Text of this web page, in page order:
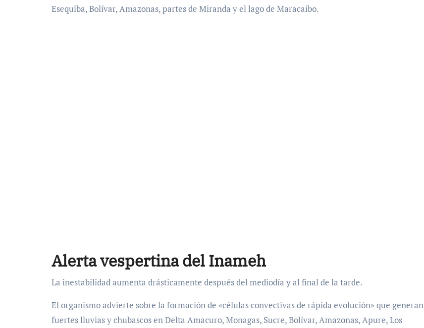
Esequiba, Bolívar, Amazonas, partes de Miranda y el lago de Maracaibo.
Alerta vespertina del Inameh
La inestabilidad aumenta drásticamente después del mediodía y al final de la tarde.
El organismo advierte sobre la formación de «células convectivas de rápida evolución» que generan
fuertes lluvias y chubascos en Delta Amacuro, Monagas, Sucre, Bolívar, Amazonas, Apure, Los